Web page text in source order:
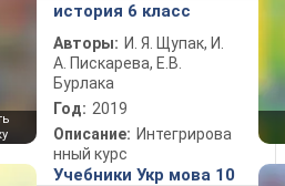
история 6 класс
Авторы: И. Я. Щупак, И.
А. Пискарева, Е.В.
Бурлака
Год: 2019
Описание: Интегрирова
нный курс
Учебники Укр мова 10